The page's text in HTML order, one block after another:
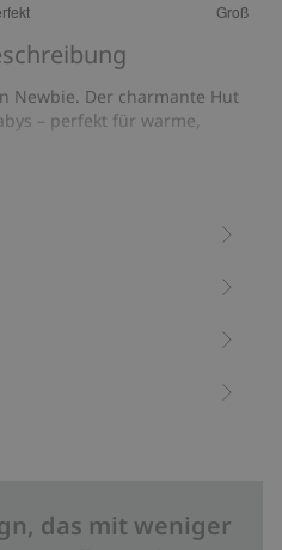
Groß
Newbie. Der charmante Hut
– perfekt für warme,
Holz/Papier.
das mit weniger